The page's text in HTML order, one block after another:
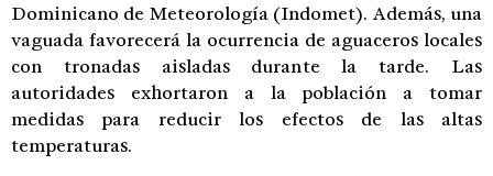
Dominicano de Meteorología (Indomet). Además, una
vaguada favorecerá la ocurrencia de aguaceros locales
con tronadas aisladas durante la tarde. Las
autoridades exhortaron a la población a tomar
medidas para reducir los efectos de las altas
temperaturas.